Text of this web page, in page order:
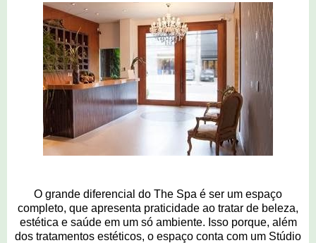
O grande diferencial do The Spa é ser um espaço
completo, que apresenta praticidade ao tratar de beleza,
estética e saúde em um só ambiente. Isso porque, além
dos tratamentos estéticos, o espaço conta com um Stúdio